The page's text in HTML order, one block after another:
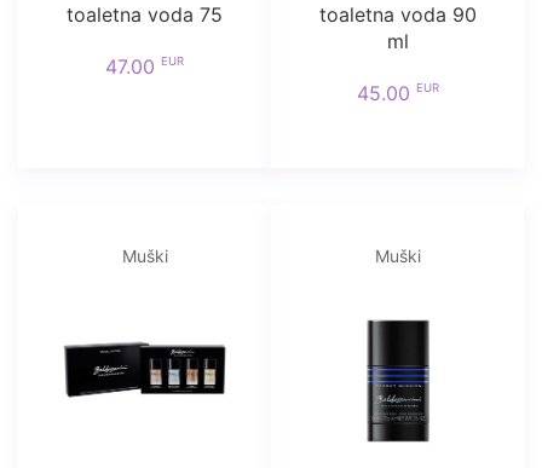
toaletna voda 75
47.00 EUR
toaletna voda 90
ml
45.00 EUR
Muški Muški